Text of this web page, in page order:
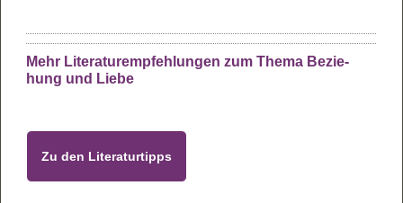
Mehr Lite­ra­tur­emp­feh­lun­gen zum Thema Bezie­
hung und Liebe
Zu den Lite­ra­tur­tipps